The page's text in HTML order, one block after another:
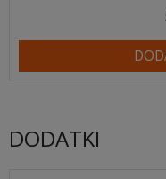
DODATKI